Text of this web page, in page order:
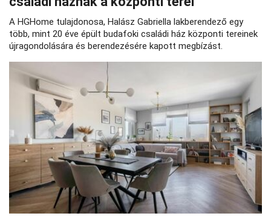
A HGHome tulajdonosa, Halász Gabriella lakberendező egy
több, mint 20 éve épült budafoki családi ház központi tereinek
újragondolására és berendezésére kapott megbízást.